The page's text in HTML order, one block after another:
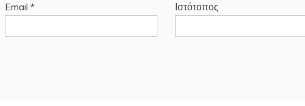
Email * Ιστότοπος